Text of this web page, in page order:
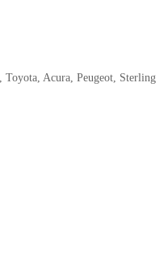
Acura, Peugeot, Sterling